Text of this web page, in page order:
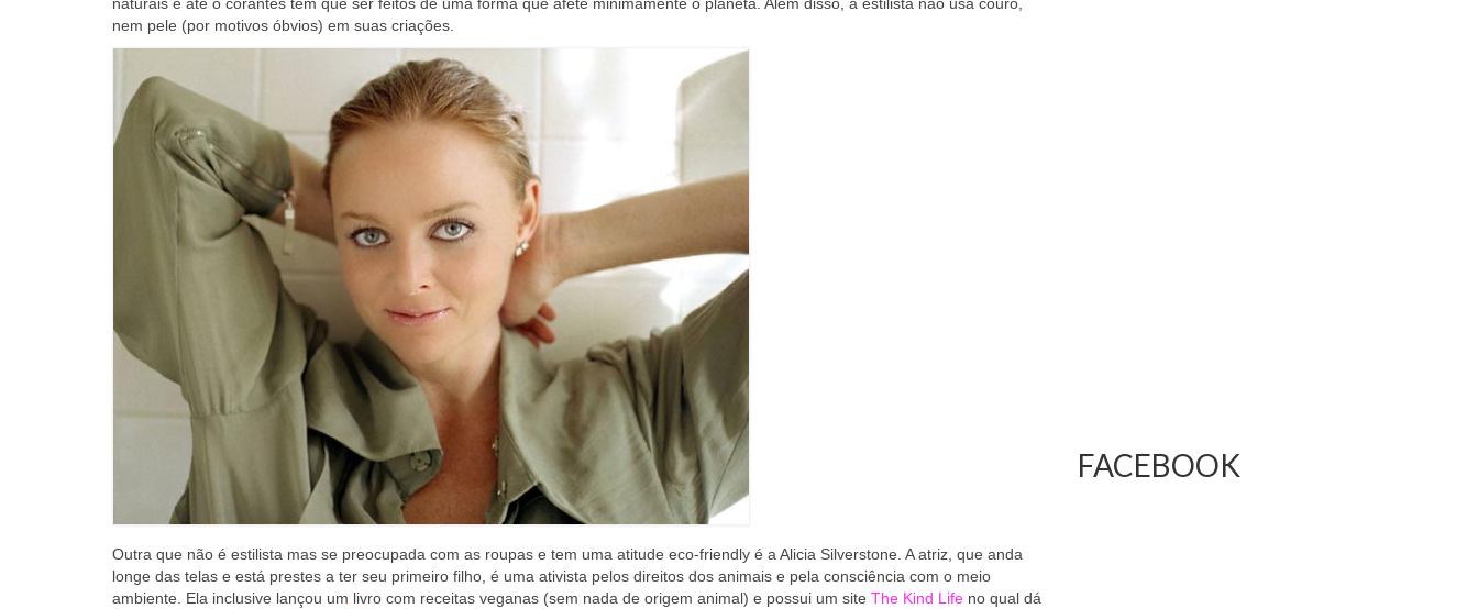
nem pele (por motivos óbvios) em suas criações.
Outra que não é estilista mas se preocupada com as roupas e tem uma atitude eco-friendly é a Alicia Silverstone. A atriz, que anda
longe das telas e está prestes a ter seu primeiro filho, é uma ativista pelos direitos dos animais e pela consciência com o meio
ambiente. Ela inclusive lançou um livro com receitas veganas (sem nada de origem animal) e possui um site The Kind Life no qual dá
FACEBOOK